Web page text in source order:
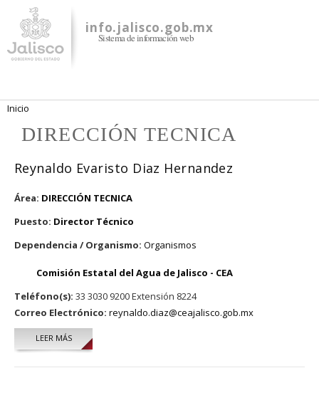
contenido
principal
info.jalisco.gob.mx
Sistema de información web
Se encuentra usted aquí
Inicio
DIRECCIÓN TECNICA
Reynaldo Evaristo Diaz Hernandez
Área: DIRECCIÓN TECNICA
Puesto: Director Técnico
Dependencia / Organismo: Organismos
Comisión Estatal del Agua de Jalisco - CEA
Teléfono(s): 33 3030 9200 Extensión 8224
Correo Electrónico: reynaldo.diaz@ceajalisco.gob.mx
LEER MÁSSOBRE REYNALDO EVARISTO DIAZ HERNANDEZ